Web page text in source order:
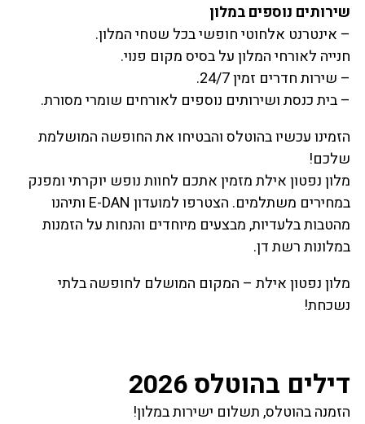
שירותים נוספים במלון
– אינטרנט אלחוטי חופשי בכל שטחי המלון.
חנייה לאורחי המלון על בסיס מקום פנוי.
– שירות חדרים זמין 24/7.
– בית כנסת ושירותים נוספים לאורחים שומרי מסורת.
הזמינו עכשיו בהוטלס והבטיחו את החופשה המושלמת
שלכם!
מלון נפטון אילת מזמין אתכם לחוות נופש יוקרתי ומפנק
במחירים משתלמים. הצטרפו למועדון E-DAN ותיהנו
מהטבות בלעדיות, מבצעים מיוחדים והנחות על הזמנות
במלונות רשת דן.
מלון נפטון אילת – המקום המושלם לחופשה בלתי
נשכחת!
דילים בהוטלס 2026
הזמנה בהוטלס, תשלום ישירות במלון!